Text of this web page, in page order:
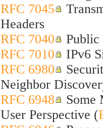
RFC 7045
Headers
RFC 7040
Public
RFC 7010
IPv6
RFC 6980
Neighbor
RFC 6948
Some
User Perspective (